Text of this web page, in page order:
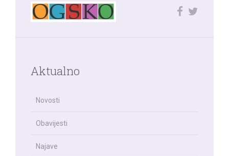
Aktualno
Novosti
Obavijesti
Najave